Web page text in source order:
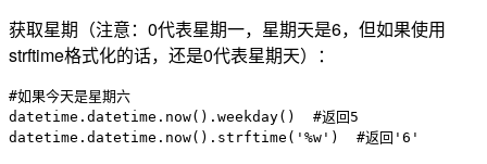
获取星期（注意：0代表星期一，星期天是6，但如果使用
strftime格式化的话，还是0代表星期天）：
#如果今天是星期六
datetime.datetime.now().weekday()  #返回5
datetime.datetime.now().strftime('%w')  #返回'6'